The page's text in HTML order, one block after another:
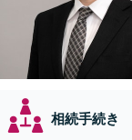
相続手続き